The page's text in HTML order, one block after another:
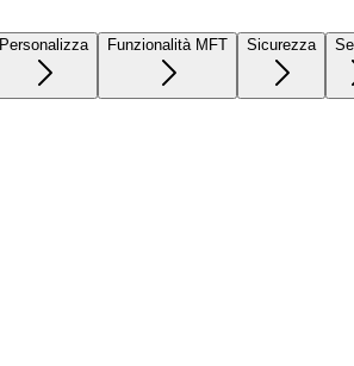
Personalizza Funzionalità MFT Sicurezza